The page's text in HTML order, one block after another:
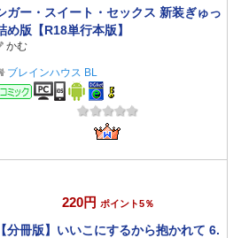
ガー・スイート・セックス 新装ぎゅっ
め版【R18単行本版】
かむ
ブレインハウス BL
コミック
220円 ポイント5％
【分冊版】いいこにするから抱かれて 6.